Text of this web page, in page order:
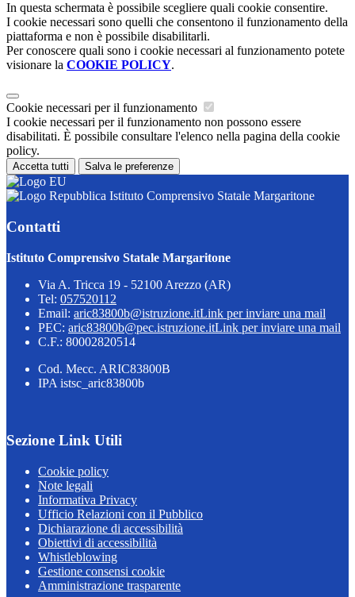
In questa schermata è possibile scegliere quali cookie consentire.
I cookie necessari sono quelli che consentono il funzionamento della
piattaforma e non è possibile disabilitarli.
Per conoscere quali sono i cookie necessari al funzionamento potete
visionare la COOKIE POLICY.
Cookie necessari per il funzionamento
I cookie necessari per il funzionamento non possono essere
disabilitati. È possibile consultare l'elenco nella pagina della cookie
policy.
Accetta tutti Salva le preferenze
Istituto Comprensivo Statale Margaritone
Contatti
Istituto Comprensivo Statale Margaritone
Via A. Tricca 19 - 52100 Arezzo (AR)
Tel: 057520112
Email: aric83800b@istruzione.itLink per inviare una mail
PEC: aric83800b@pec.istruzione.itLink per inviare una mail
C.F.: 80002820514
Cod. Mecc. ARIC83800B
IPA istsc_aric83800b
Sezione Link Utili
Cookie policy
Note legali
Informativa Privacy
Ufficio Relazioni con il Pubblico
Dichiarazione di accessibilità
Obiettivi di accessibilità
Whistleblowing
Gestione consensi cookie
Amministrazione trasparente